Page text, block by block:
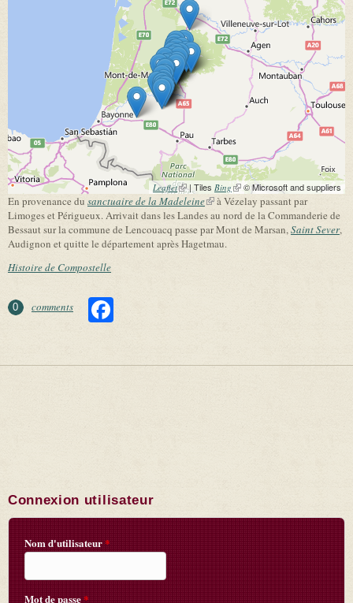
Leaflet(link is external)
| Tiles Bing (link is external)
© Microsoft and suppliers
En provenance du sanctuaire de la Madeleine(link is external)
à Vézelay passant par
Limoges et Périgueux. Arrivait dans les Landes au nord de la Commanderie de
Bessaut sur la commune de Lencouacq passe par Mont de Marsan,Saint Sever,
Audignon et quitte le département après Hagetmau.
Histoire de Compostelle
0 comments
Connexion utilisateur
Nom d'utilisateur*
Mot de passe*